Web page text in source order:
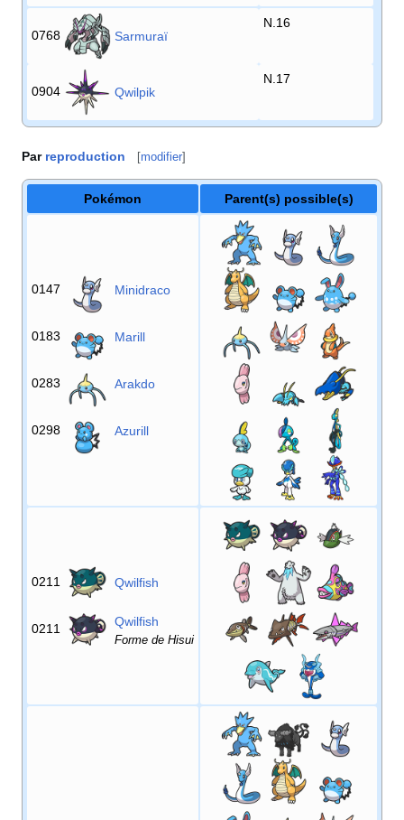
0768 Sarmuraï
N.16
0904 Qwilpik
N.17
Par reproduction [modifier]
Pokémon Parent(s) possible(s)
0147 Minidraco
0183 Marill
0283 Arakdo
0298 Azurill
0211 Qwilfish
0211 Qwilfish
Forme de Hisui